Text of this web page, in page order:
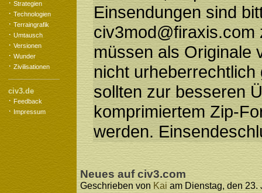
· Strategien
· Technologien
· Terraingrafik
· Umtausch
· Versionen
· Wunder
· Zivilisationen
civ3.de
· Feedback
· Impressum
Einsendungen sind
civ3mod@firaxis.com
müssen als Originale
nicht
sollten zur besseren
komprimiertem Zip-
werden.
Neues auf civ3.com
Geschrieben vonKaiam Dienstag, den 23.